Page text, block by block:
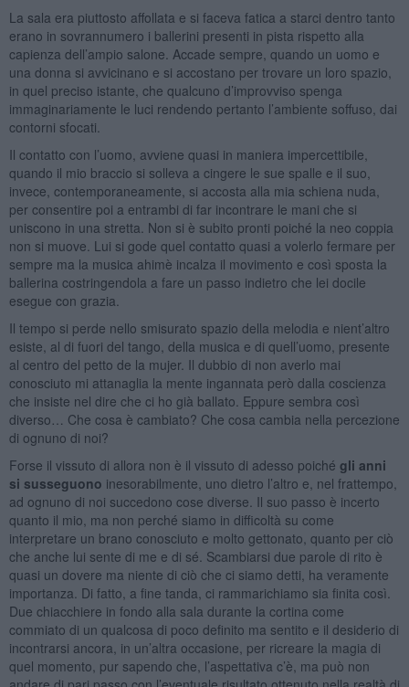
La sala era piuttosto affollata e si faceva fatica a starci dentro tanto
erano in sovrannumero i ballerini presenti in pista rispetto alla
capienza dell’ampio salone. Accade sempre, quando un uomo e
una donna si avvicinano e si accostano per trovare un loro spazio,
in quel preciso istante, che qualcuno d’improvviso spenga
immaginariamente le luci rendendo pertanto l’ambiente soffuso, dai
contorni sfocati.
Il contatto con l’uomo, avviene quasi in maniera impercettibile,
quando il mio braccio si solleva a cingere le sue spalle e il suo,
invece, contemporaneamente, si accosta alla mia schiena nuda,
per consentire poi a entrambi di far incontrare le mani che si
uniscono in una stretta. Non si è subito pronti poiché la neo coppia
non si muove. Lui si gode quel contatto quasi a volerlo fermare per
sempre ma la musica ahimè incalza il movimento e così sposta la
ballerina costringendola a fare un passo indietro che lei docile
esegue con grazia.
Il tempo si perde nello smisurato spazio della melodia e nient’altro
esiste, al di fuori del tango, della musica e di quell’uomo, presente
al centro del petto de la mujer. Il dubbio di non averlo mai
conosciuto mi attanaglia la mente ingannata però dalla coscienza
che insiste nel dire che ci ho già ballato. Eppure sembra così
diverso… Che cosa è cambiato? Che cosa cambia nella percezione
di ognuno di noi?
Forse il vissuto di allora non è il vissuto di adesso poiché gli anni
si susseguono inesorabilmente, uno dietro l’altro e, nel frattempo,
ad ognuno di noi succedono cose diverse. Il suo passo è incerto
quanto il mio, ma non perché siamo in difficoltà su come
interpretare un brano conosciuto e molto gettonato, quanto per ciò
che anche lui sente di me e di sé. Scambiarsi due parole di rito è
quasi un dovere ma niente di ciò che ci siamo detti, ha veramente
importanza. Di fatto, a fine tanda, ci rammarichiamo sia finita così.
Due chiacchiere in fondo alla sala durante la cortina come
commiato di un qualcosa di poco definito ma sentito e il desiderio di
incontrarsi ancora, in un’altra occasione, per ricreare la magia di
quel momento, pur sapendo che, l’aspettativa c’è, ma può non